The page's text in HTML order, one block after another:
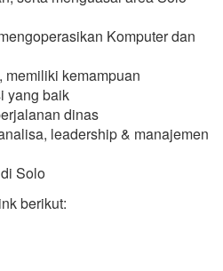
Komputer dan
memiliki kemampuan
yang baik
dinas
leadership & manajemen
Solo
berikut: